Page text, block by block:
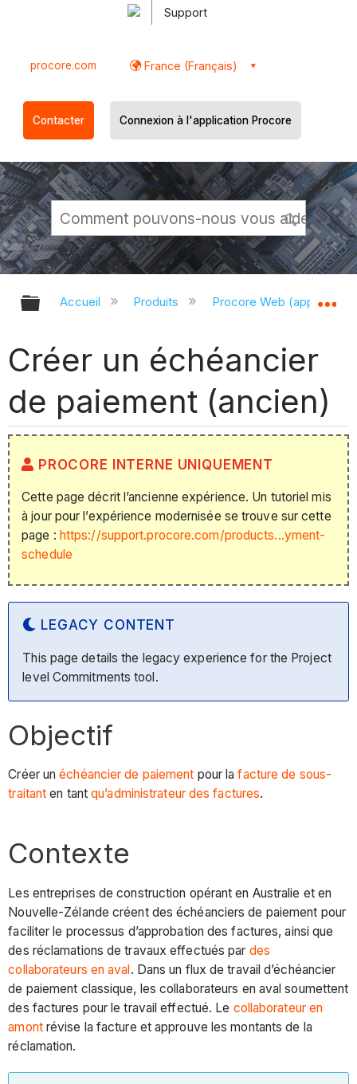
Support
procore.com France (Français)
Contacter Connexion à l'application Procore
Développer/réduire la hiérarchie
Accueil Produits Procore Web
Créer un échéancier
de paiement (ancien)
PROCORE INTERNE UNIQUEMENT
Cette page décrit l’ancienne expérience. Un tutoriel mis
à jour pour l’expérience modernisée se trouve sur cette
page : https://support.procore.com/products...yment-
schedule
LEGACY CONTENT
This page details the legacy experience for the Project
level Commitments tool.
Objectif
Créer unéchéancier de paiement pour lafacture de sous-
traitant en tantqu’administrateur des factures.
Contexte
Les entreprises de construction opérant en Australie et en
Nouvelle-Zélande créent des échéanciers de paiement pour
faciliter le processus d’approbation des factures, ainsi que
des réclamations de travaux effectués par des
collaborateurs en aval. Dans un flux de travail d’échéancier
de paiement classique, les collaborateurs en aval soumettent
des factures pour le travail effectué. Le collaborateur en
amontrévise la facture et approuve les montants de la
réclamation.